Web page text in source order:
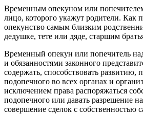
Временным опекуном или попечителем
лицо, которого укажут родители. Как
опекунство самым близким
дедушке, тете или дяде, старшим
Временный опекун или попечитель
и обязанностями законного
содержать, способствовать развитию,
подопечного во всех органах и
исключением права распоряжаться
подопечного или давать разрешение
совершение сделок с собственностью